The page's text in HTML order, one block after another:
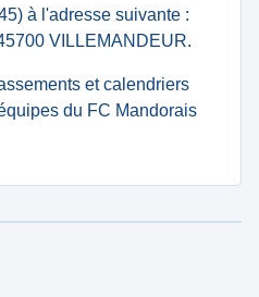
à l'adresse suivante :
VILLEMANDEUR.
et calendriers
du FC Mandorais